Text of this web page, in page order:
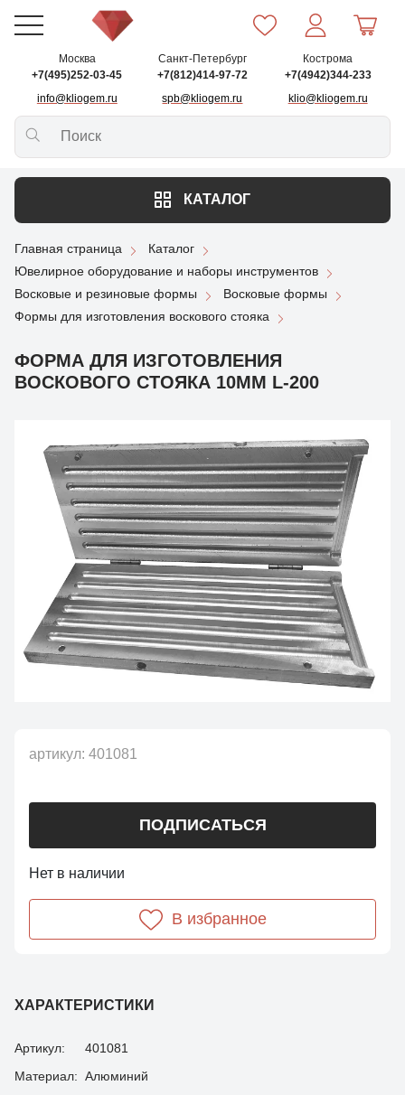
Москва
+7(495)252-03-45
info@kliogem.ru
Санкт-Петербург
+7(812)414-97-72
spb@kliogem.ru
Кострома
+7(4942)344-233
klio@kliogem.ru
КАТАЛОГ
Главная страница
Каталог
Ювелирное оборудование и наборы инструментов
Восковые и резиновые формы
Восковые формы
Формы для изготовления воскового стояка
ФОРМА ДЛЯ ИЗГОТОВЛЕНИЯ
ВОСКОВОГО СТОЯКА 10ММ L-200
ХАРАКТЕРИСТИКИ
Артикул:
401081
Материал: Алюминий
артикул: 401081
ПОДПИСАТЬСЯ
Нет в наличии
В избранное